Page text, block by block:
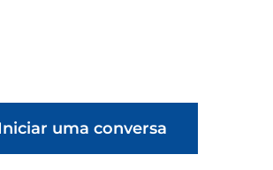
uma conversa